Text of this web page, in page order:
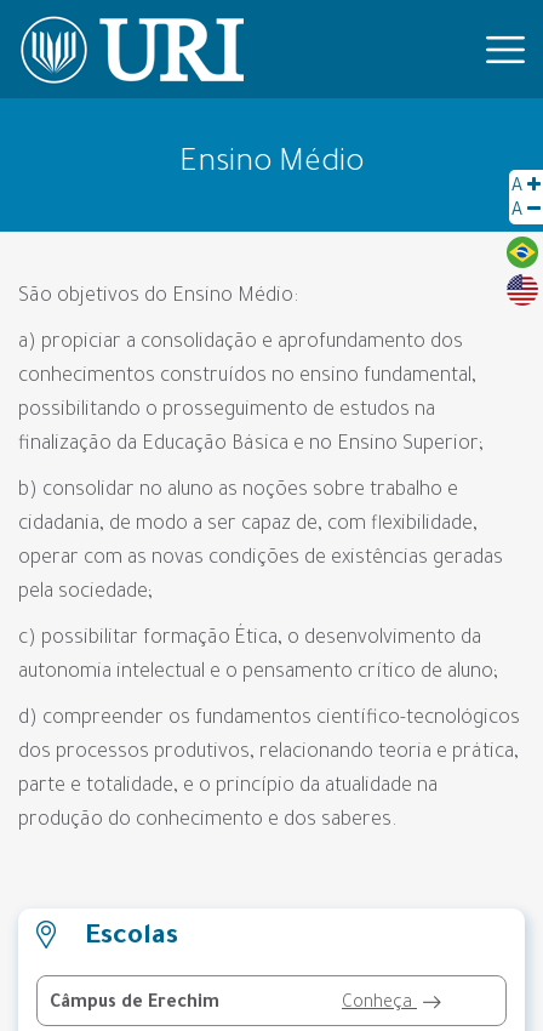
A
A
Ensino Médio
São objetivos do Ensino Médio:
a) propiciar a consolidação e aprofundamento dos
conhecimentos construídos no ensino fundamental,
possibilitando o prosseguimento de estudos na
finalização da Educação Básica e no Ensino Superior;
b) consolidar no aluno as noções sobre trabalho e
cidadania, de modo a ser capaz de, com flexibilidade,
operar com as novas condições de existências geradas
pela sociedade;
c) possibilitar formação Ética, o desenvolvimento da
autonomia intelectual e o pensamento crítico de aluno;
d) compreender os fundamentos científico-tecnológicos
dos processos produtivos, relacionando teoria e prática,
parte e totalidade, e o princípio da atualidade na
produção do conhecimento e dos saberes.
Escolas
Câmpus de Erechim Conheça